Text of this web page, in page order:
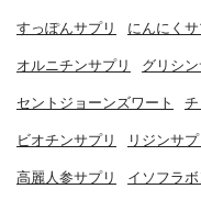
すっぽんサプリ にんにくサ
オルニチンサプリ グリシン
セントジョーンズワート チ
ビオチンサプリ リジンサプ
高麗人参サプリ イソフラ